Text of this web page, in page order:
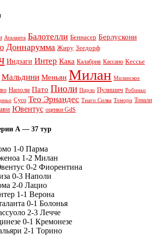
Аталанта Балотелли Беннасер Берлускони
Доннарумма Жиру Зеедорф
Индзаги Интер Кака Калабрия Кассано Кессье
Мальдини Меньян Милан Миланское
Наполи Пато Пиоли Пирло Пулишич Робиньо
Сусо Тео Эрнандес Тиаго Силва Томори Тонали
Ювентус оценки GdS
А — 37 тур
1-0 Парма
1-2 Милан
0-2 Фиорентина
0-3 Наполи
2-0 Лацио
1-1 Верона
0-1 Болонья
2-3 Лечче
0-1 Кремонезе
2-1 Торино